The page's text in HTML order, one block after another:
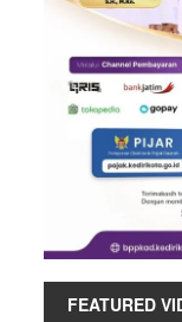
FEATURED